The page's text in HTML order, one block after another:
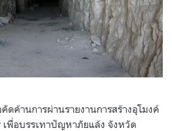
ดค้านการผ่านรายงานการสร้างอุโมงค์
พื่อบรรเทาปัญหาภัยแล้ง จังหวัด